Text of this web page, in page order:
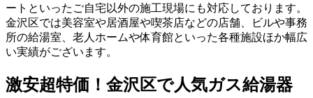
ートといったご自宅以外の施工現場にも対応しております。
金沢区では美容室や居酒屋や喫茶店などの店舗、ビルや事務
所の給湯室、老人ホームや体育館といった各種施設ほか幅広
い実績がございます。
激安超特価！金沢区で人気ガス給湯器